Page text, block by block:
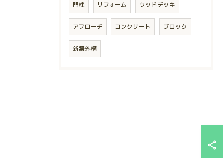
門柱 リフォーム ウッドデッキ
アプローチ コンクリート ブロック
新築外構